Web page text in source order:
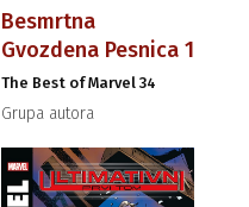
Besmrtna
Gvozdena Pesnica 1
The Best of Marvel 34
Grupa autora